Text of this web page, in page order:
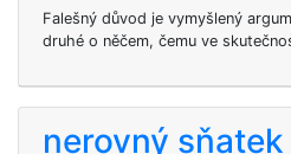
Falešný důvod je vymyšlený
druhé o něčem, čemu ve
nerovný sňatek